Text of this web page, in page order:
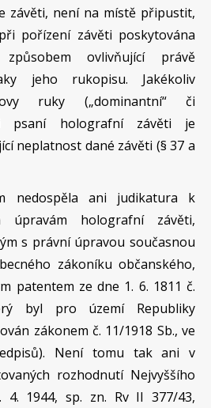
závěti, není na místě připustit,
pořízení závěti poskytována
ovlivňující právě
jeho rukopisu. Jakékoliv
ruky („dominantní“ či
psaní holografní závěti je
neplatnost dané závěti (§ 37 a
nedospěla ani judikatura k
úpravám holografní závěti,
s právní úpravou současnou
zákoníku občanského,
patentem ze dne 1. 6. 1811 č.
byl pro území Republiky
zákonem č. 11/1918 Sb., ve
Není tomu tak ani v
rozhodnutí Nejvyššího
4. 1944, sp. zn. Rv II 377/43,